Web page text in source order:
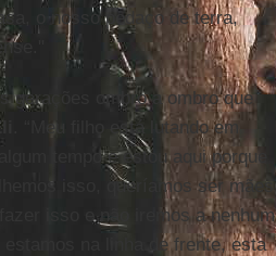
o nosso pedaço de terra,
gerações ombro a ombro que
. “Meu filho está lutando em
tempo e estou aqui porque
isso, queríamos ser mães
isso e não iremos a nenhum
estamos na linha de frente, esta